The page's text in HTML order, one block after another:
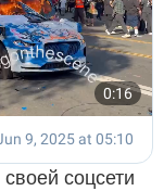
соцсети